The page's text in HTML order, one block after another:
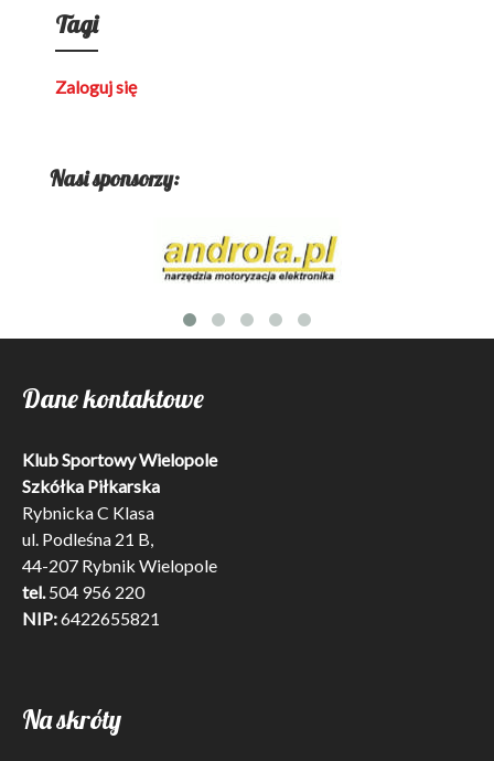
Tagi
Zaloguj się
Nasi sponsorzy:
Dane kontaktowe
Klub Sportowy Wielopole
Szkółka Piłkarska
Rybnicka C Klasa
ul. Podleśna 21 B,
44-207 Rybnik Wielopole
tel.504 956 220
NIP:6422655821
Na skróty